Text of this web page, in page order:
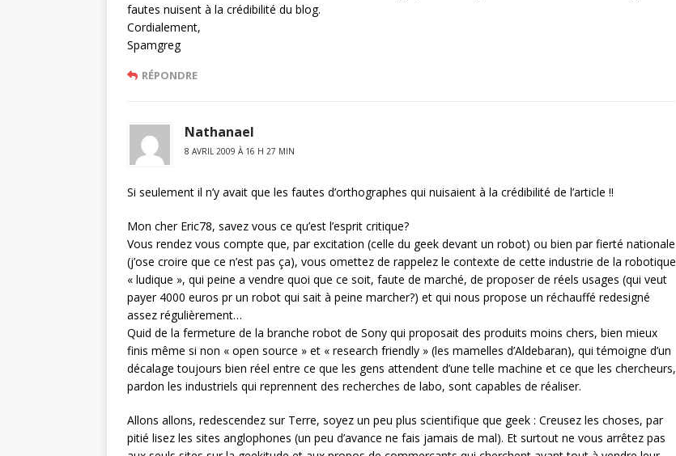
fautes nuisent à la crédibilité du blog.
Cordialement,
Spamgreg
RÉPONDRE
Nathanael
8 AVRIL 2009 À 16 H 27 MIN
Si seulement il n’y avait que les fautes d’orthographes qui nuisaient à la crédibilité de l’article !!
Mon cher Eric78, savez vous ce qu’est l’esprit critique?
Vous rendez vous compte que, par excitation (celle du geek devant un robot) ou bien par fierté nationale
(j’ose croire que ce n’est pas ça), vous omettez de rappelez le contexte de cette industrie de la robotique
« ludique », qui peine a vendre quoi que ce soit, faute de marché, de proposer de réels usages (qui veut
payer 4000 euros pr un robot qui sait à peine marcher?) et qui nous propose un réchauffé redesigné
assez régulièrement…
Quid de la fermeture de la branche robot de Sony qui proposait des produits moins chers, bien mieux
finis même si non « open source » et « research friendly » (les mamelles d’Aldebaran), qui témoigne d’un
décalage toujours bien réel entre ce que les gens attendent d’une telle machine et ce que les chercheurs,
pardon les industriels qui reprennent des recherches de labo, sont capables de réaliser.
Allons allons, redescendez sur Terre, soyez un peu plus scientifique que geek : Creusez les choses, par
pitié lisez les sites anglophones (un peu d’avance ne fais jamais de mal). Et surtout ne vous arrêtez pas